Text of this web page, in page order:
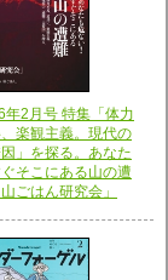
年2月号 特集「体力
楽観主義。現代の
因」を探る。あなた
そこにある山の遭
ごはん研究会」